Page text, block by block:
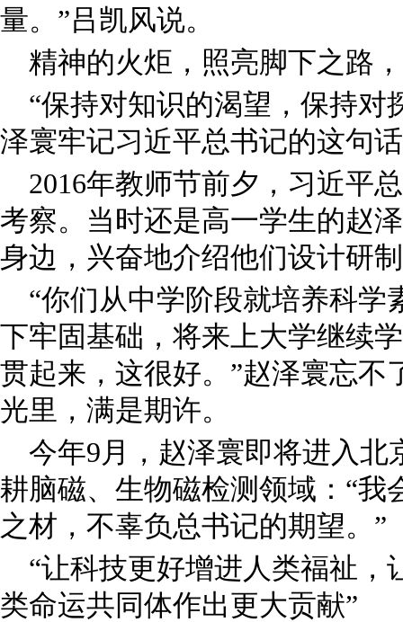
量。”吕凯风说。
精神的火炬，照亮脚下之路
“保持对知识的渴望，保持对
泽寰牢记习近平总书记的这句
2016年教师节前夕，习近平
考察。当时还是高一学生的赵
身边，兴奋地介绍他们设计研
“你们从中学阶段就培养科学
下牢固基础，将来上大学继续
贯起来，这很好。”赵泽寰忘不
光里，满是期许。
今年9月，赵泽寰即将进入北
耕脑磁、生物磁检测领域：“我
之材，不辜负总书记的期望。”
“让科技更好增进人类福祉，
类命运共同体作出更大贡献”